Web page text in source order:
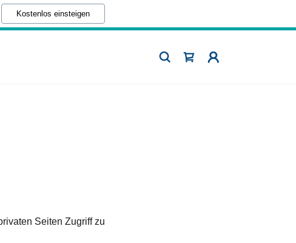
Kostenlos einsteigen
Seiten Zugriff zu